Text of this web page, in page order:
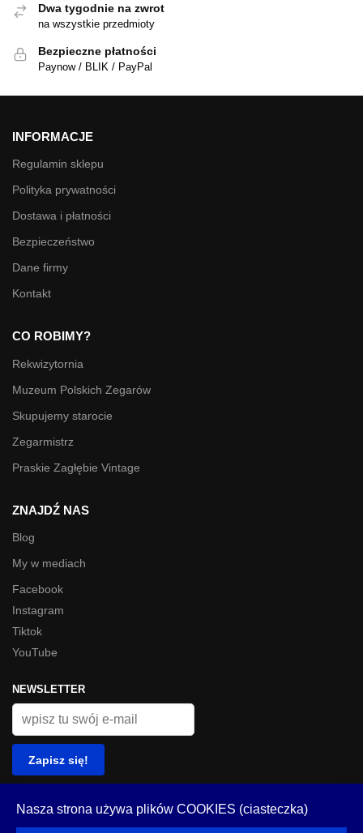
Dwa tygodnie na zwrot
na wszystkie przedmioty
Bezpieczne płatności
Paynow / BLIK / PayPal
INFORMACJE
Regulamin sklepu
Polityka prywatności
Dostawa i płatności
Bezpieczeństwo
Dane firmy
Kontakt
CO ROBIMY?
Rekwizytornia
Muzeum Polskich Zegarów
Skupujemy starocie
Zegarmistrz
Praskie Zagłębie Vintage
ZNAJDŹ NAS
Blog
My w mediach
Facebook
Instagram
Tiktok
YouTube
NEWSLETTER
Nasza strona używa plików COOKIES (ciasteczka)